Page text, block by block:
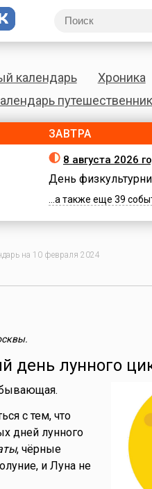
календарь Хроника
ЗАВТРА
8 августа 2026
День
...а также еще 39
на 10 февраля 2024
день лунного
с тем, что
дней лунного
, чёрные
и Луна не